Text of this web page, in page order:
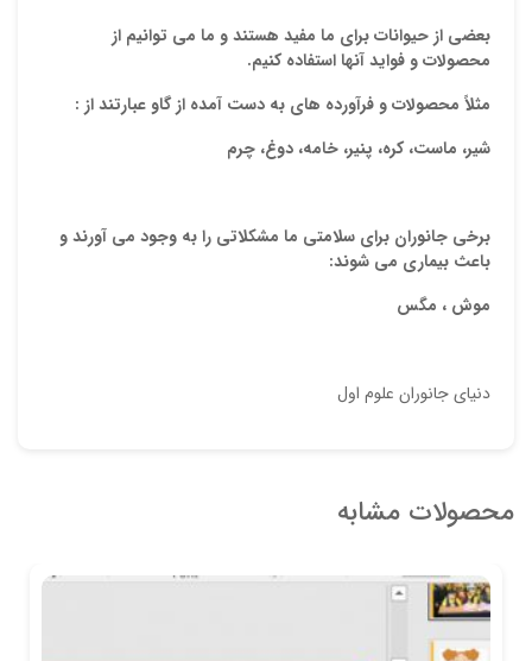
بعضی از حیوانات برای ما مفید هستند و ما می توانیم از
محصولات و فواید آنها استفاده کنیم.
مثلاً محصولات و فرآورده های به دست آمده از گاو عبارتند از :
شیر، ماست، کره، پنیر، خامه، دوغ، چرم
برخی جانوران برای سلامتی ما مشکلاتی را به وجود می آورند و
باعث بیماری می شوند:
موش ، مگس
دنیای جانوران علوم اول
محصولات مشابه